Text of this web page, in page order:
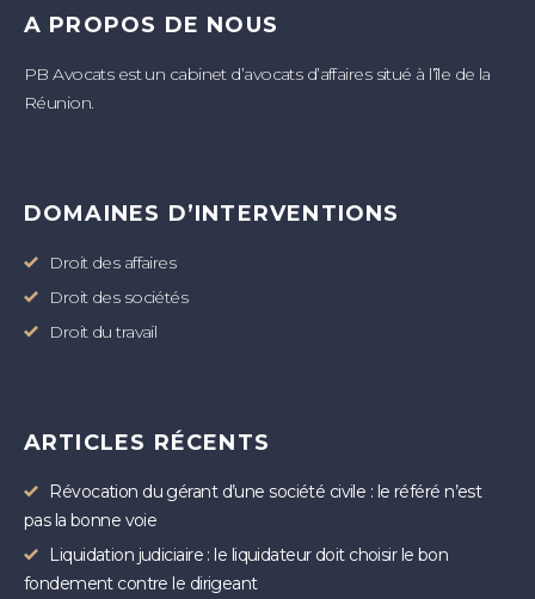
A PROPOS DE NOUS
PB Avocats est un cabinet d’avocats d’affaires situé à l’île de la
Réunion.
DOMAINES D’INTERVENTIONS
Droit des affaires
Droit des sociétés
Droit du travail
ARTICLES RÉCENTS
Révocation du gérant d’une société civile : le référé n’est
pas la bonne voie
Liquidation judiciaire : le liquidateur doit choisir le bon
fondement contre le dirigeant